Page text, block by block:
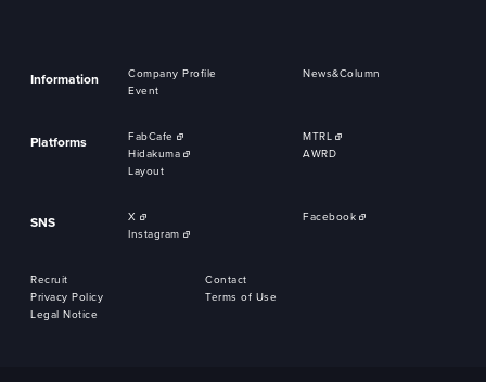
Information Company Profile
News&Column
Event
Platforms FabCafe
MTRL
Hidakuma
AWRD
Layout
SNS X
Facebook
Instagram
Recruit
Contact
Privacy Policy
Terms of Use
Legal Notice